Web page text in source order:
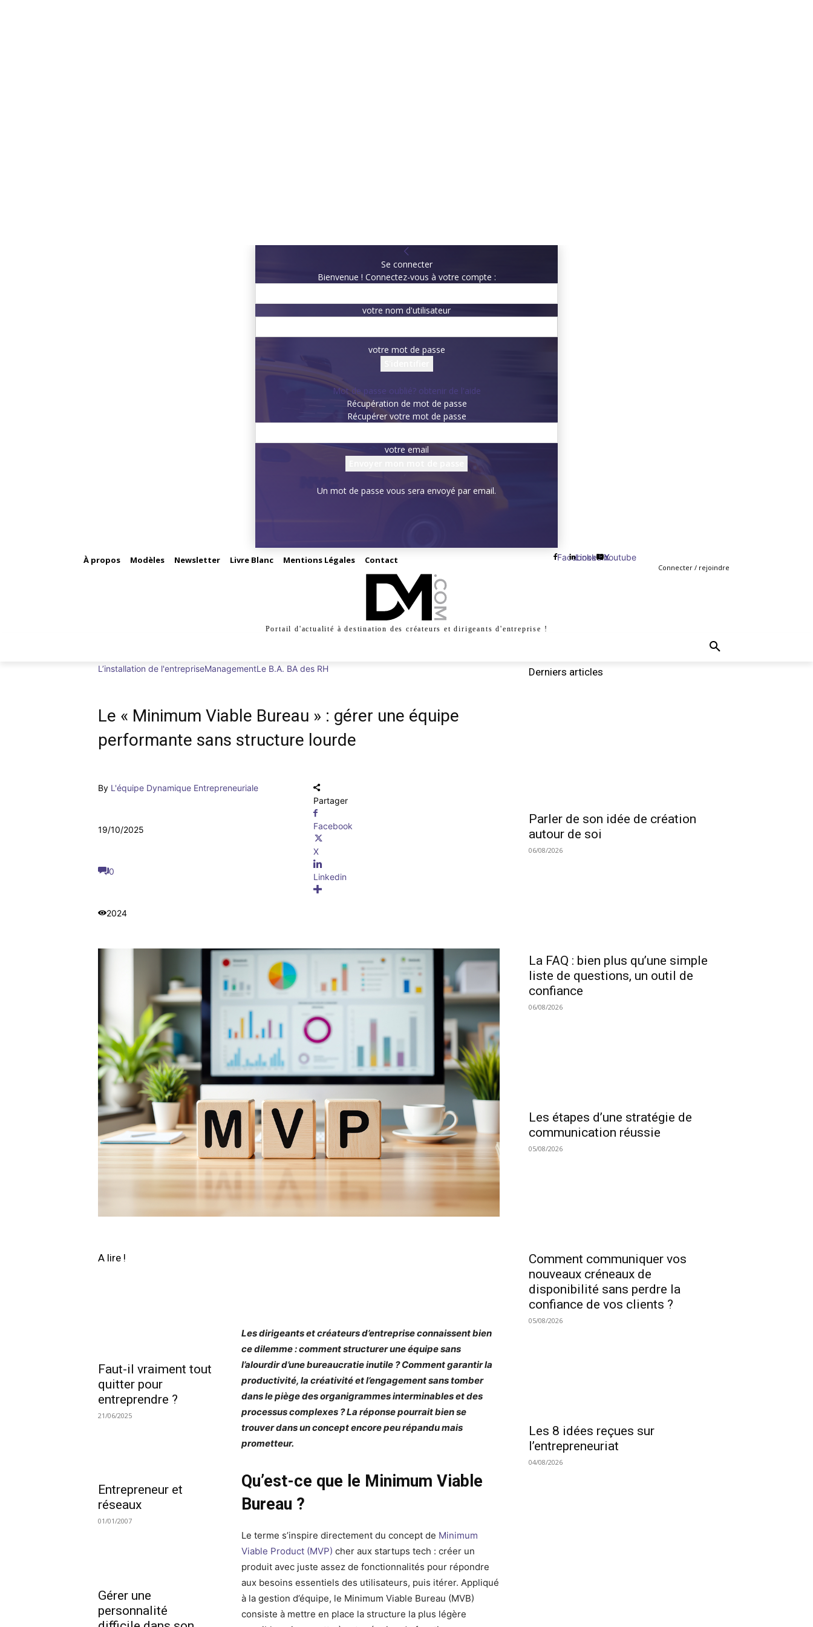
Se connecter
Bienvenue ! Connectez-vous à votre compte :
votre nom d'utilisateur
votre mot de passe
Mot de passe oublié? obtenir de l'aide
Récupération de mot de passe
Récupérer votre mot de passe
votre email
Un mot de passe vous sera envoyé par email.
À propos Modèles Newsletter Livre Blanc Mentions Légales Contact Facebook
Linkedin
X
Youtube
Connecter / rejoindre
Portail d'actualité à destination des créateurs et dirigeants d'entreprise !
L’installation de l'entrepriseManagementLe B.A. BA des RH
Le « Minimum Viable Bureau » : gérer une équipe
performante sans structure lourde
By L'équipe Dynamique Entrepreneuriale
19/10/2025
0
2024
Partager
Facebook
X
Linkedin
A lire !
Faut-il vraiment tout
quitter pour
entreprendre ?
21/06/2025
Entrepreneur et
réseaux
01/01/2007
Gérer une
personnalité
Les dirigeants et créateurs d’entreprise connaissent bien
ce dilemme : comment structurer une équipe sans
l’alourdir d’une bureaucratie inutile ? Comment garantir la
productivité, la créativité et l’engagement sans tomber
dans le piège des organigrammes interminables et des
processus complexes ? La réponse pourrait bien se
trouver dans un concept encore peu répandu mais
prometteur.
Qu’est-ce que le Minimum Viable
Bureau ?
Le terme s’inspire directement du concept de Minimum
Viable Product (MVP) cher aux startups tech : créer un
produit avec juste assez de fonctionnalités pour répondre
aux besoins essentiels des utilisateurs, puis itérer. Appliqué
à la gestion d’équipe, le Minimum Viable Bureau (MVB)
consiste à mettre en place la structure la plus légère
Derniers articles
Parler de son idée de création
autour de soi
06/08/2026
La FAQ : bien plus qu’une simple
liste de questions, un outil de
confiance
06/08/2026
Les étapes d’une stratégie de
communication réussie
05/08/2026
Comment communiquer vos
nouveaux créneaux de
disponibilité sans perdre la
confiance de vos clients ?
05/08/2026
Les 8 idées reçues sur
l’entrepreneuriat
04/08/2026